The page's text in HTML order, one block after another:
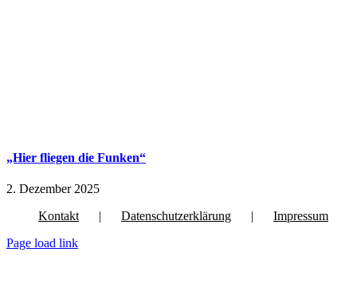
„Hier fliegen die Funken“
2. Dezember 2025
Kontakt
Datenschutzerklärung
Impressum
Page load link